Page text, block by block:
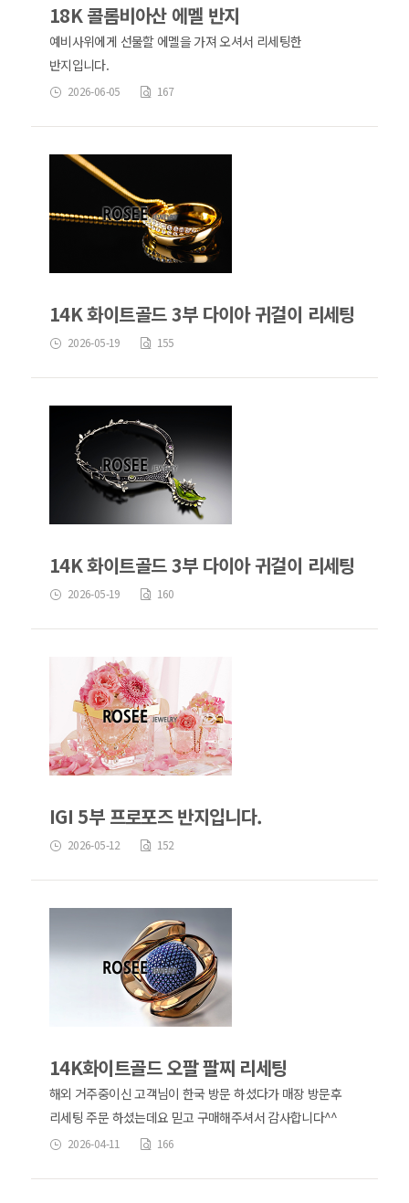
18K 콜롬비아산 에멜 반지
예비사위에게 선물할 에멜을 가져 오셔서 리세팅한
반지입니다.
2026-06-05 167
14K 화이트골드 3부 다이아 귀걸이 리세팅
2026-05-19 155
14K 화이트골드 3부 다이아 귀걸이 리세팅
2026-05-19 160
IGI 5부 프로포즈 반지입니다.
2026-05-12 152
14K화이트골드 오팔 팔찌 리세팅
해외 거주중이신 고객님이 한국 방문 하셨다가 매장 방문후
리세팅 주문 하셨는데요 믿고 구매해주셔서 감사합니다^^
2026-04-11 166